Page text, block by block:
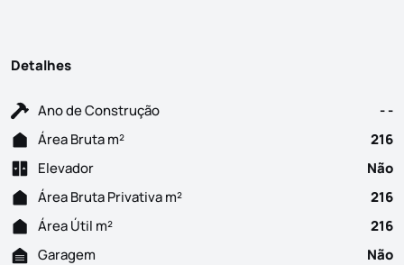
Detalhes
Ano de Construção
- -
Área Bruta m²
216
Elevador
Não
Área Bruta Privativa m²
216
Área Útil m²
216
Garagem
Não